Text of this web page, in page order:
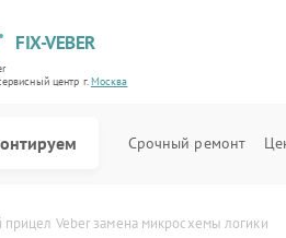
FIX-VEBER
центр г.Москва
Срочный ремонт
прицел Veber замена микросхемы логики